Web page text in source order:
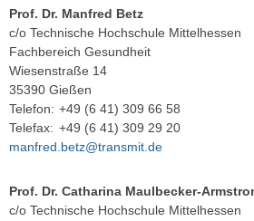
Prof. Dr. Manfred Betz
c/o Technische Hochschule Mittelhessen
Fachbereich Gesundheit
Wiesenstraße 14
35390 Gießen
Telefon: +49 (6 41) 309 66 58
Telefax: +49 (6 41) 309 29 20
manfred.betz@transmit.de
Prof. Dr. Catharina Maulbecker-
c/o Technische Hochschule Mittelhessen